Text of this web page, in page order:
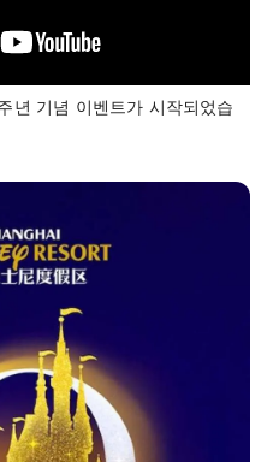
년 기념 이벤트가 시작되었습